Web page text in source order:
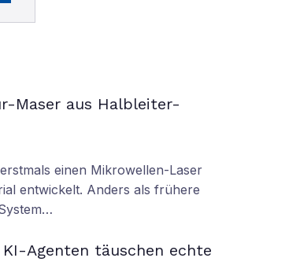
Maser aus Halbleiter-
einen Mikrowellen-Laser
entwickelt. Anders als frühere
Agenten täuschen echte